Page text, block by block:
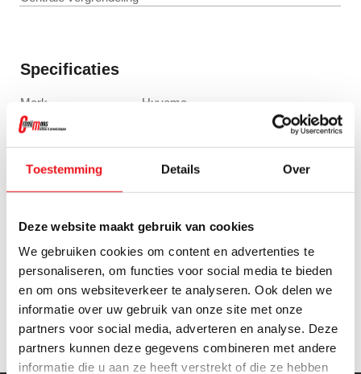
Toestemming Details Over
Deze website maakt gebruik van cookies
We gebruiken cookies om content en advertenties te
personaliseren, om functies voor social media te bieden
en om ons websiteverkeer te analyseren. Ook delen we
informatie over uw gebruik van onze site met onze
partners voor social media, adverteren en analyse. Deze
partners kunnen deze gegevens combineren met andere
informatie die u aan ze heeft verstrekt of die ze hebben
Specificaties
Merk
Huvema
Categorie
Breedte
Hoogte
84,8 cm
Afmetingen lade
45 x 45 cm
Draagvermogen lade
80 kg
Aantal lades
Lade hoogte buiten
Lade hoogte binnen
2x 5 - 2x 7,5 - 1x 10 - 1x 17,5 cm
Kleur
RAL 7016 (Antracietgrijs)
Gewicht
77 kg